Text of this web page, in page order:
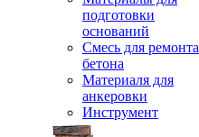
подготовки
оснований
Смесь для ремонта
бетона
Материаля для
анкеровки
Инструмент